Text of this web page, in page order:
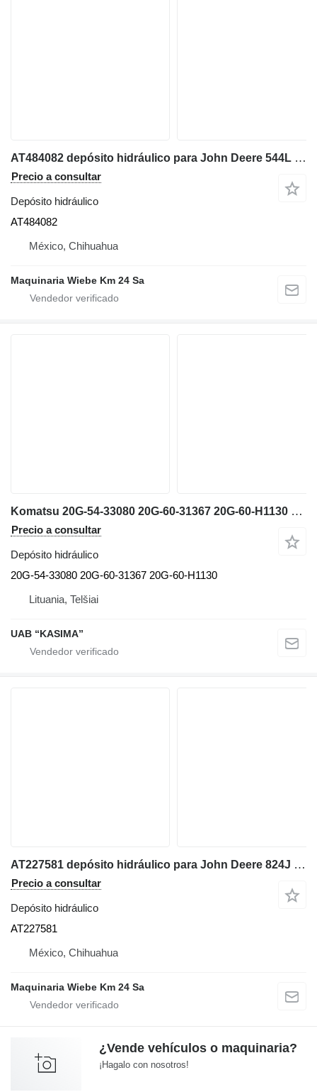
AT484082 depósito hidráulico para John Deere 544L cargadora de ruedas
Precio a consultar
Depósito hidráulico
AT484082
México, Chihuahua
Maquinaria Wiebe Km 24 Sa
Komatsu 20G-54-33080 20G-60-31367 20G-60-H1130 depósito hidráulico para Komatsu PW160-7H excavadora
Precio a consultar
Depósito hidráulico
20G-54-33080 20G-60-31367 20G-60-H1130
Lituania, Telšiai
UAB “KASIMA”
AT227581 depósito hidráulico para John Deere 824J cargadora de ruedas
Precio a consultar
Depósito hidráulico
AT227581
México, Chihuahua
Maquinaria Wiebe Km 24 Sa
¿Vende vehículos o maquinaria?
¡Hagalo con nosotros!